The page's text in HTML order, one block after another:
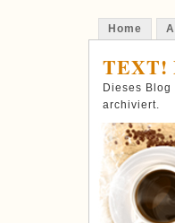
Home
TEXT!
Dieses
archiviert.